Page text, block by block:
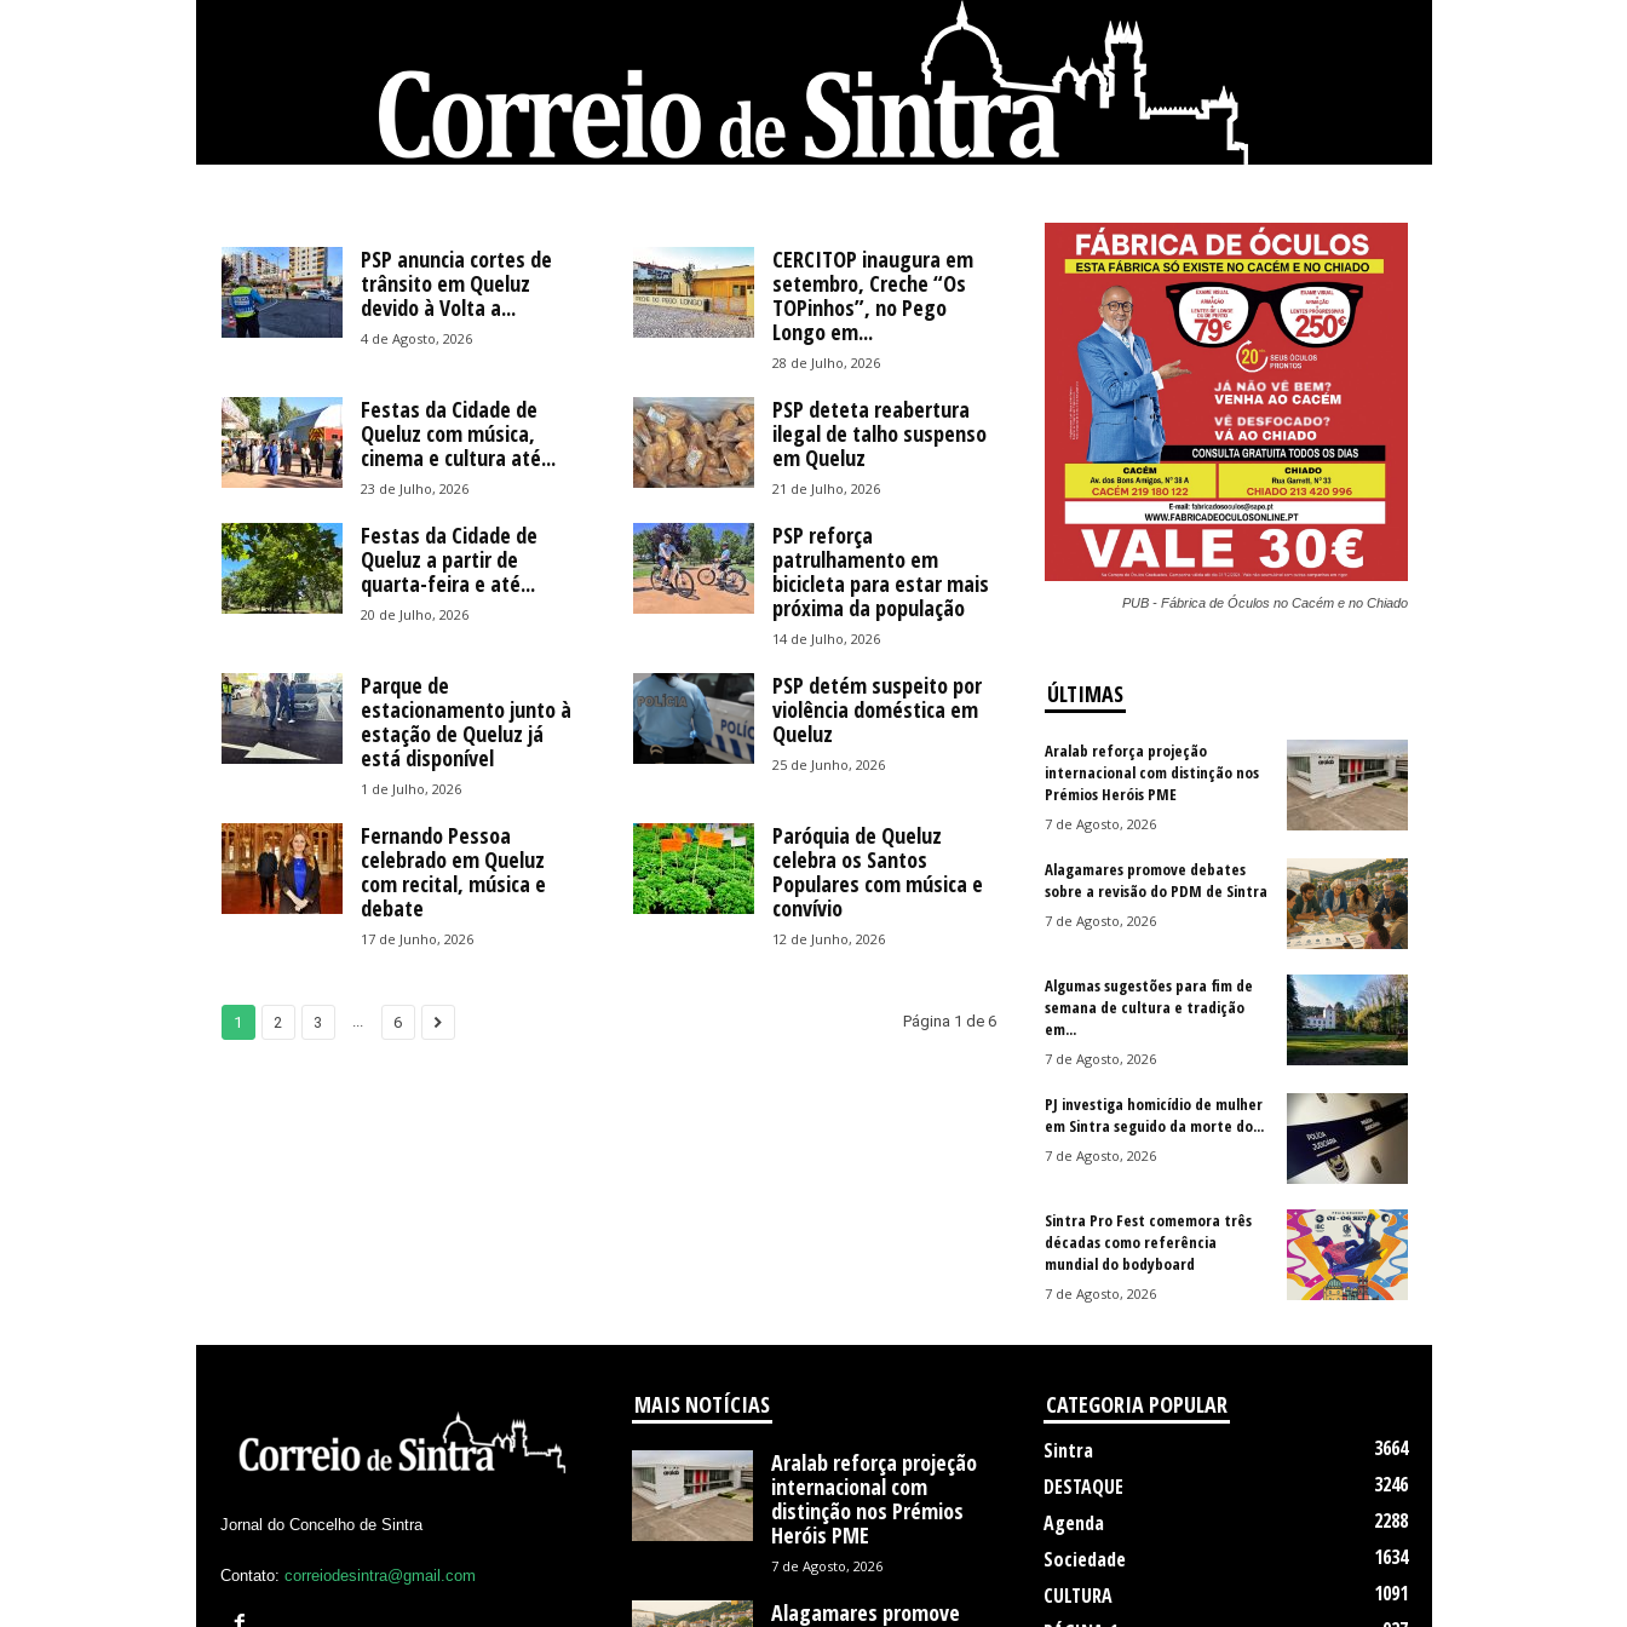
PSP anuncia cortes de
trânsito em Queluz
devido à Volta a...
4 de Agosto, 2026
CERCITOP inaugura em
setembro, Creche “Os
TOPinhos”, no Pego
Longo em...
28 de Julho, 2026
Festas da Cidade de
Queluz com música,
cinema e cultura até...
23 de Julho, 2026
PSP deteta reabertura
ilegal de talho suspenso
em Queluz
21 de Julho, 2026
Festas da Cidade de
Queluz a partir de
quarta-feira e até...
20 de Julho, 2026
PSP reforça
patrulhamento em
bicicleta para estar mais
próxima da população
14 de Julho, 2026
Parque de
estacionamento junto à
estação de Queluz já
está disponível
1 de Julho, 2026
PSP detém suspeito por
violência doméstica em
Queluz
25 de Junho, 2026
Fernando Pessoa
celebrado em Queluz
com recital, música e
debate
17 de Junho, 2026
Paróquia de Queluz
celebra os Santos
Populares com música e
convívio
12 de Junho, 2026
1 2 3 ... 6 Página 1 de 6
PUB - Fábrica de Óculos no Cacém e no Chiado
ÚLTIMAS
Aralab reforça projeção
internacional com distinção nos
Prémios Heróis PME
7 de Agosto, 2026
Alagamares promove debates
sobre a revisão do PDM de Sintra
7 de Agosto, 2026
Algumas sugestões para fim de
semana de cultura e tradição
em...
7 de Agosto, 2026
PJ investiga homicídio de mulher
em Sintra seguido da morte do...
7 de Agosto, 2026
Sintra Pro Fest comemora três
décadas como referência
mundial do bodyboard
7 de Agosto, 2026
Jornal do Concelho de Sintra
Contato: correiodesintra@gmail.com
MAIS NOTÍCIAS
Aralab reforça projeção
internacional com
distinção nos Prémios
Heróis PME
7 de Agosto, 2026
Alagamares promove
CATEGORIA POPULAR
Sintra
3664
DESTAQUE
3246
Agenda
2288
Sociedade
1634
CULTURA
1091